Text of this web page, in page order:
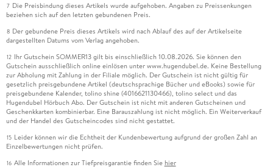
7 Die Preisbindung dieses Artikels wurde aufgehoben. Angaben zu Preissenkungen
beziehen sich auf den letzten gebundenen Preis.
8 Der gebundene Preis dieses Artikels wird nach Ablauf des auf der Artikelseite
dargestellten Datums vom Verlag angehoben.
12 Ihr Gutschein SOMMER13 gilt bis einschließlich 10.08.2026. Sie können den
Gutschein ausschließlich online einlösen unter www.hugendubel.de. Keine Bestellung
zur Abholung mit Zahlung in der Filiale möglich. Der Gutschein ist nicht gültig für
gesetzlich preisgebundene Artikel (deutschsprachige Bücher und eBooks) sowie für
preisgebundene Kalender, tolino shine (4016621130466), tolino select und das
Hugendubel Hörbuch Abo. Der Gutschein ist nicht mit anderen Gutscheinen und
Geschenkkarten kombinierbar. Eine Barauszahlung ist nicht möglich. Ein Weiterverkauf
und der Handel des Gutscheincodes sind nicht gestattet.
15 Leider können wir die Echtheit der Kundenbewertung aufgrund der großen Zahl an
Einzelbewertungen nicht prüfen.
16 Alle Informationen zur Tiefpreisgarantie finden Sie hier